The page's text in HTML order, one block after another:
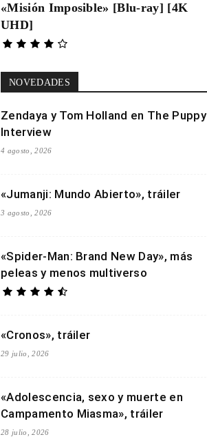
«Misión Imposible» [Blu-ray] [4K
UHD]
NOVEDADES
Zendaya y Tom Holland en The Puppy
Interview
4 agosto, 2026
«Jumanji: Mundo Abierto», tráiler
3 agosto, 2026
«Spider-Man: Brand New Day», más
peleas y menos multiverso
«Cronos», tráiler
29 julio, 2026
«Adolescencia, sexo y muerte en
Campamento Miasma», tráiler
28 julio, 2026